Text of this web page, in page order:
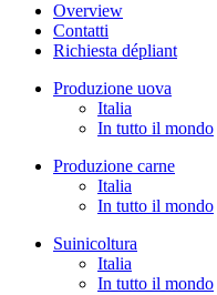
Overview
Contatti
Richiesta dépliant
Produzione uova
Italia
In tutto il mondo
Produzione carne
Italia
In tutto il mondo
Suinicoltura
Italia
In tutto il mondo